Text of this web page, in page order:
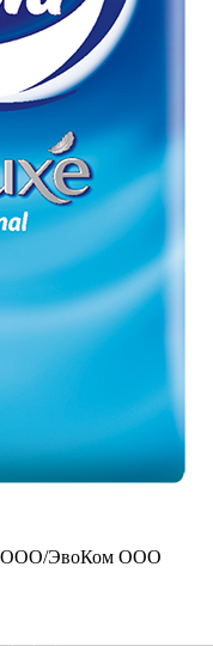
ООО/ЭвоКом ООО